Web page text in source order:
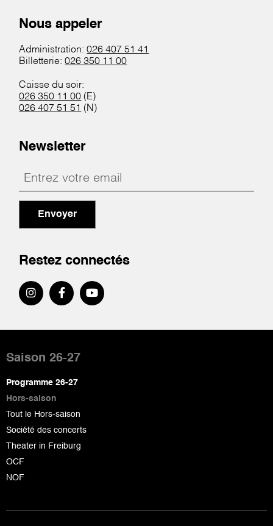
Nous appeler
Administration:026 407 51 41
Billetterie:026 350 11 00
Caisse du soir:
026 350 11 00 (E)
026 407 51 51 (N)
Newsletter
Envoyer
Restez connectés
de
page
Saison 26-27
Programme 26-27
Hors-saison
Tout le Hors-saison
Société des concerts
Theater in Freiburg
OCF
NOF